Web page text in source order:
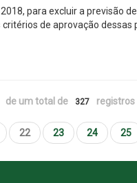
para excluir a previsão
de aprovação
de um total de 327 registros
22 23 24 25